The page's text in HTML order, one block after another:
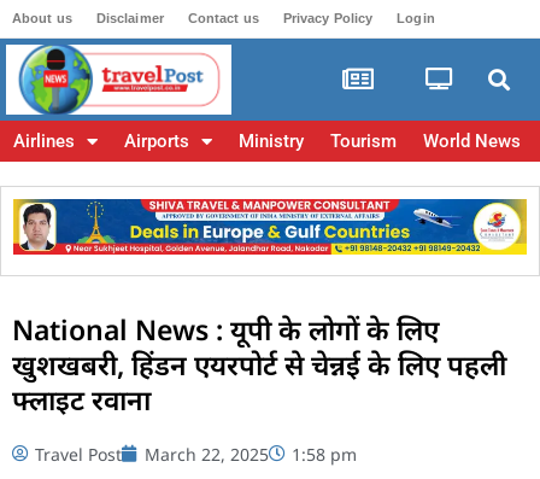
About us Disclaimer Contact us Privacy Policy Login
Airlines Airports Ministry Tourism World News
National News : यूपी के लोगों के लिए
खुशखबरी, हिंडन एयरपोर्ट से चेन्नई के लिए पहली
फ्लाइट रवाना
Travel Post March 22, 2025 1:58 pm